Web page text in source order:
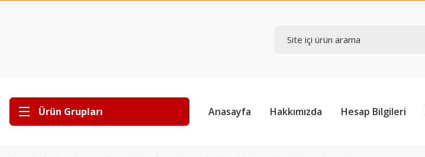
Ürün Grupları Anasayfa Hakkımızda Hesap Bilgileri